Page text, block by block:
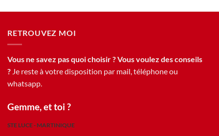
RETROUVEZ MOI
Vous ne savez pas quoi choisir ? Vous voulez des conseils
? Je reste à votre disposition par mail, téléphone ou
whatsapp.
Gemme, et toi ?
STE LUCE - MARTINIQUE